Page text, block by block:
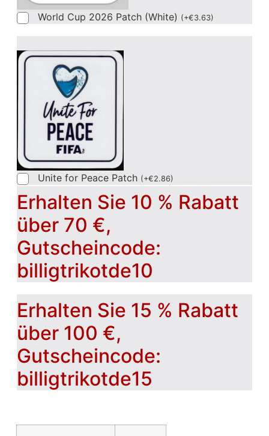
World Cup 2026 Patch (White) (+€3.63)
Unite for Peace Patch (+€2.86)
Erhalten Sie 10 % Rabatt
über 70 €,
Gutscheincode:
billigtrikotde10
Erhalten Sie 15 % Rabatt
über 100 €,
Gutscheincode:
billigtrikotde15